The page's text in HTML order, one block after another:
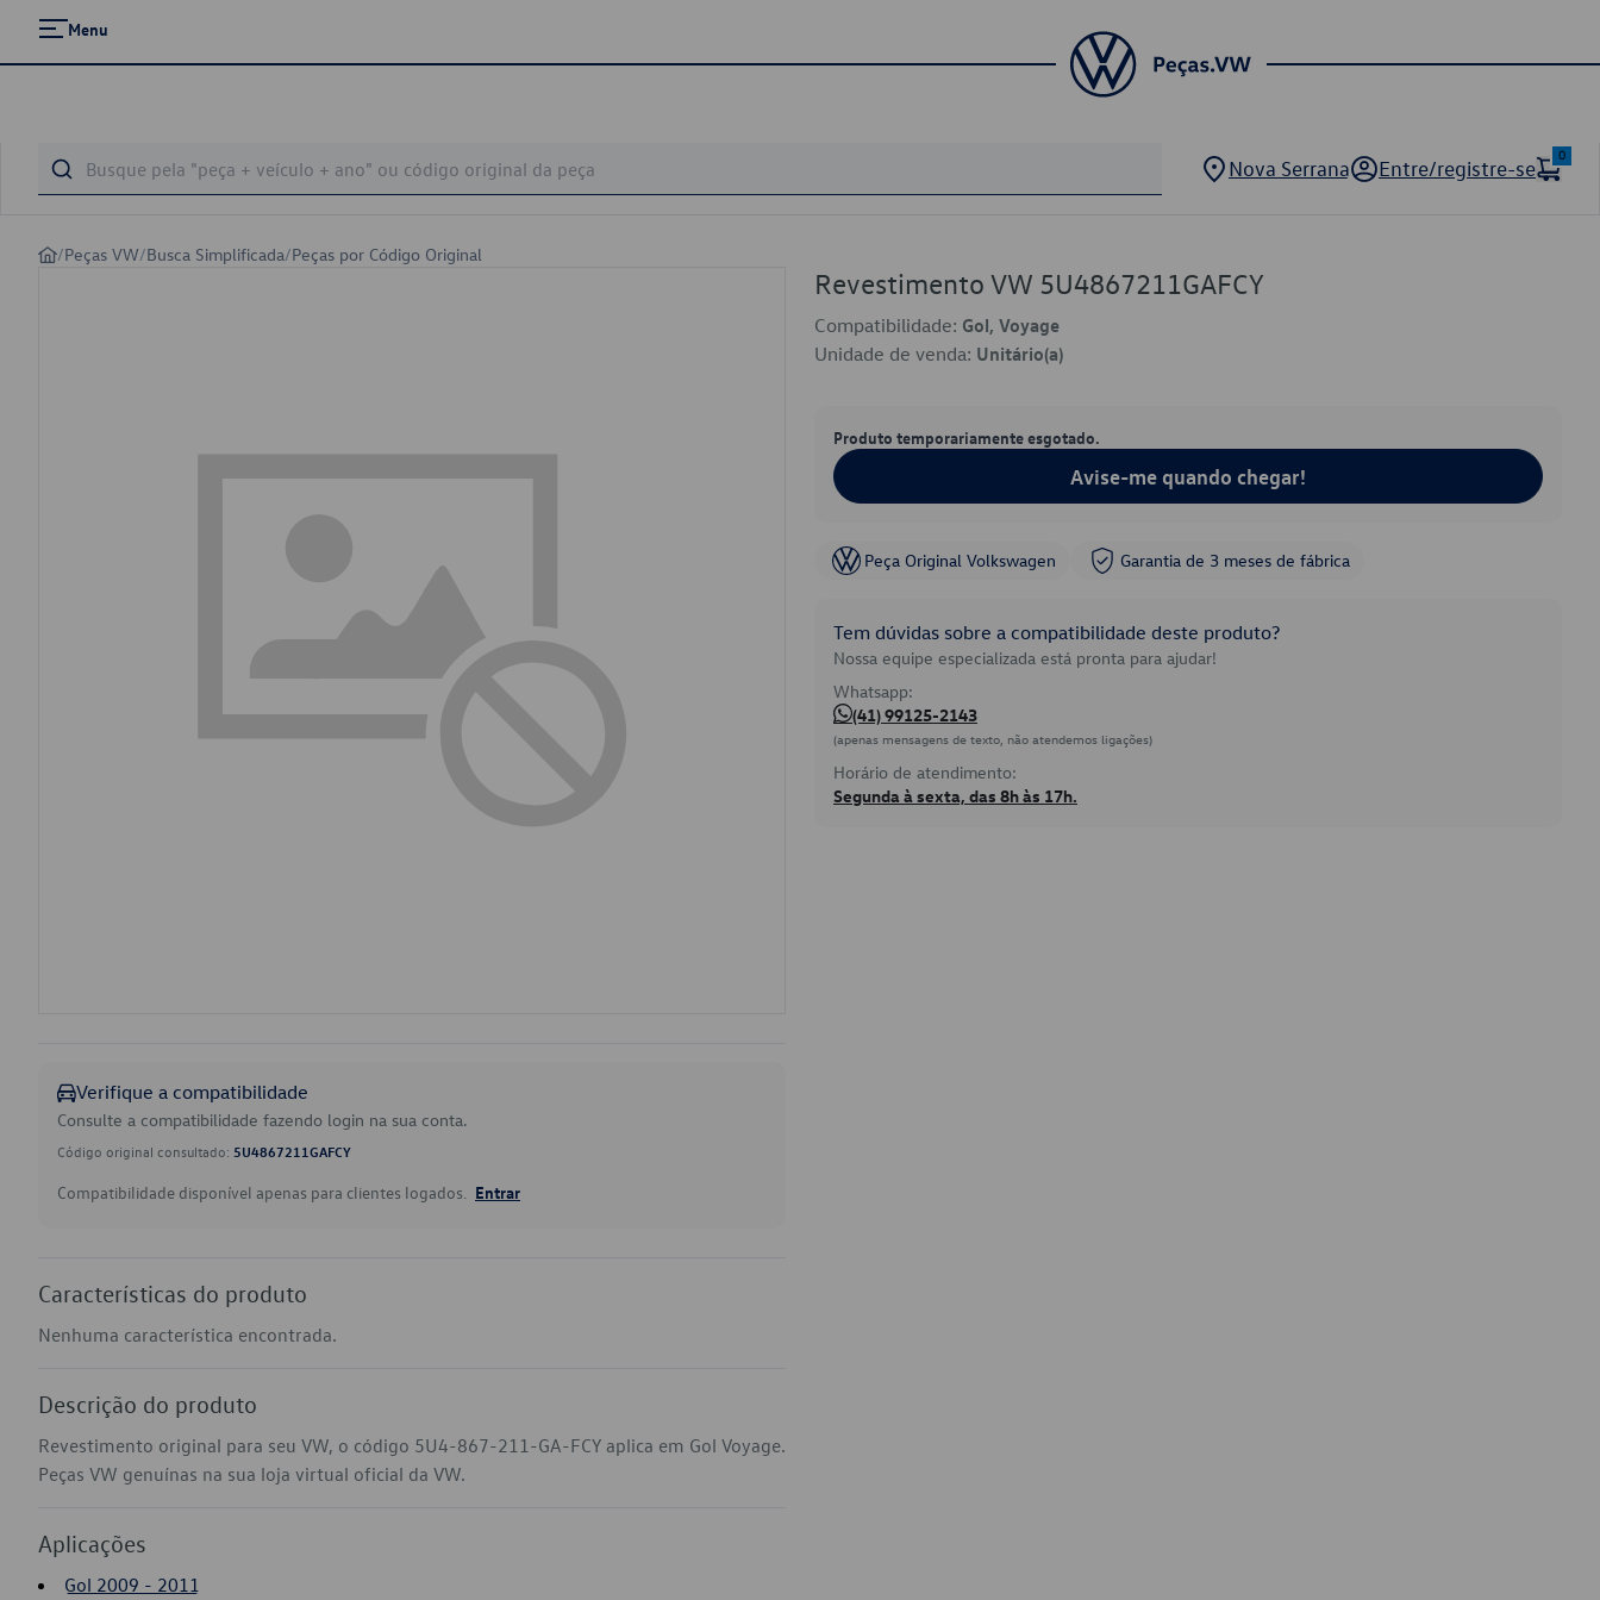
Menu
Nova Serrana Entre/registre-se
0
/Peças VW/Busca Simplificada/Peças por Código Original
Verifique a compatibilidade
Consulte a compatibilidade fazendo login na sua conta.
Código original consultado: 5U4867211GAFCY
Compatibilidade disponível apenas para clientes logados. Entrar
Características do produto
Nenhuma característica encontrada.
Descrição do produto
Revestimento original para seu VW, o código 5U4-867-211-GA-FCY aplica em Gol Voyage.
Peças VW genuínas na sua loja virtual oficial da VW.
Aplicações
Gol 2009 - 2011
Revestimento VW 5U4867211GAFCY
Compatibilidade: Gol, Voyage
Unidade de venda: Unitário(a)
Produto temporariamente esgotado.
Avise-me quando chegar!
Peça Original Volkswagen Garantia de 3 meses de fábrica
Tem dúvidas sobre a compatibilidade deste produto?
Nossa equipe especializada está pronta para ajudar!
Whatsapp:
(41) 99125-2143
(apenas mensagens de texto, não atendemos ligações)
Horário de atendimento:
Segunda à sexta, das 8h às 17h.